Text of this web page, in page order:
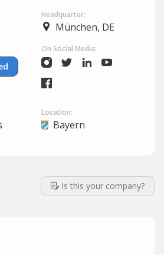
Headquarter:
München, DE
On Social Media:
Location:
Bayern
Is this your company?